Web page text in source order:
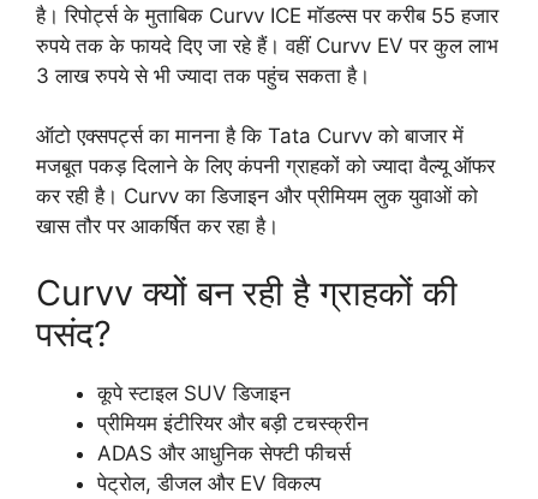
है। रिपोर्ट्स के मुताबिक Curvv ICE मॉडल्स पर करीब 55 हजार
रुपये तक के फायदे दिए जा रहे हैं। वहीं Curvv EV पर कुल लाभ
3 लाख रुपये से भी ज्यादा तक पहुंच सकता है।
ऑटो एक्सपर्ट्स का मानना है कि Tata Curvv को बाजार में
मजबूत पकड़ दिलाने के लिए कंपनी ग्राहकों को ज्यादा वैल्यू ऑफर
कर रही है। Curvv का डिजाइन और प्रीमियम लुक युवाओं को
खास तौर पर आकर्षित कर रहा है।
Curvv क्यों बन रही है ग्राहकों की
पसंद?
कूपे स्टाइल SUV डिजाइन
प्रीमियम इंटीरियर और बड़ी टचस्क्रीन
ADAS और आधुनिक सेफ्टी फीचर्स
पेट्रोल, डीजल और EV विकल्प